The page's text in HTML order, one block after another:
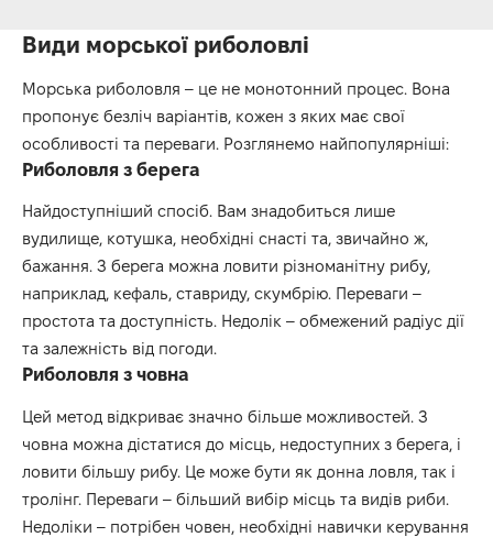
Види морської риболовлі
Морська риболовля – це не монотонний процес. Вона
пропонує безліч варіантів, кожен з яких має свої
особливості та переваги. Розглянемо найпопулярніші:
Риболовля з берега
Найдоступніший спосіб. Вам знадобиться лише
вудилище, котушка, необхідні снасті та, звичайно ж,
бажання. З берега можна ловити різноманітну рибу,
наприклад, кефаль, ставриду, скумбрію. Переваги –
простота та доступність. Недолік – обмежений радіус дії
та залежність від погоди.
Риболовля з човна
Цей метод відкриває значно більше можливостей. З
човна можна дістатися до місць, недоступних з берега, і
ловити більшу рибу. Це може бути як донна ловля, так і
тролінг. Переваги – більший вибір місць та видів риби.
Недоліки – потрібен човен, необхідні навички керування